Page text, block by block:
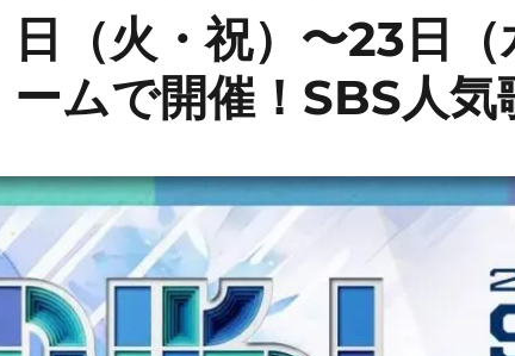
日（火・祝）〜23日
ームで開催！SBS人